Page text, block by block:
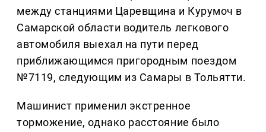
между станциями Царевщина и Курумоч в
Самарской области водитель легкового
автомобиля выехал на пути перед
приближающимся пригородным поездом
№7119, следующим из Самары в Тольятти.
Машинист применил экстренное
торможение, однако расстояние было